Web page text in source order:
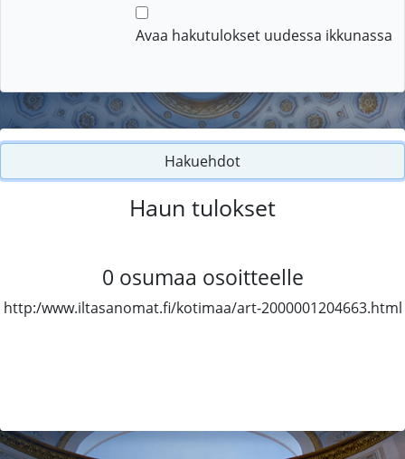
Avaa hakutulokset uudessa ikkunassa
Hakuehdot
Haun tulokset
0 osumaa osoitteelle
http:/www.iltasanomat.fi/kotimaa/art-2000001204663.html